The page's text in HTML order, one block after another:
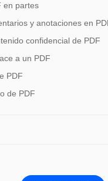
en partes
y anotaciones en
confidencial de PDF
a un PDF
PDF
de PDF